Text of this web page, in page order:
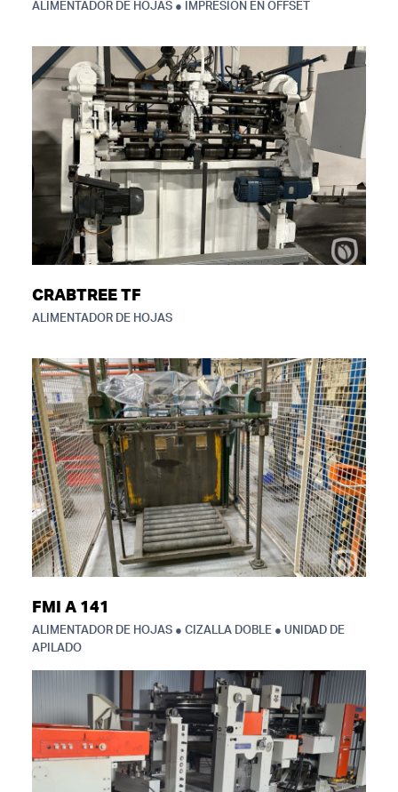
ALIMENTADOR DE HOJAS ● IMPRESIÓN EN OFFSET
CRABTREE TF
ALIMENTADOR DE HOJAS
FMI A 141
ALIMENTADOR DE HOJAS ● CIZALLA DOBLE ● UNIDAD DE
APILADO